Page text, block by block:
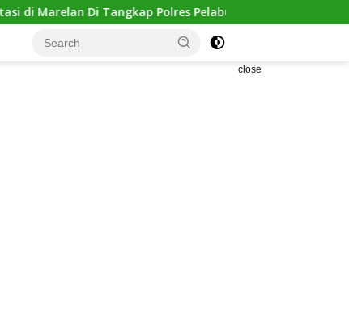
Polres Pelabuhan Belawan Residivis di
close